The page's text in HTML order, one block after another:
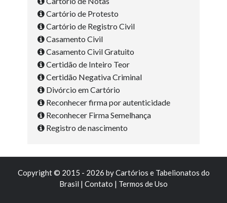
Cartório de Protesto
Cartório de Registro Civil
Casamento Civil
Casamento Civil Gratuito
Certidão de Inteiro Teor
Certidão Negativa Criminal
Divórcio em Cartório
Reconhecer firma por autenticidade
Reconhecer Firma Semelhança
Registro de nascimento
Copyright © 2015 - 2026 byCartórios e Tabelionatos do
Brasil | Contato | Termos de Uso